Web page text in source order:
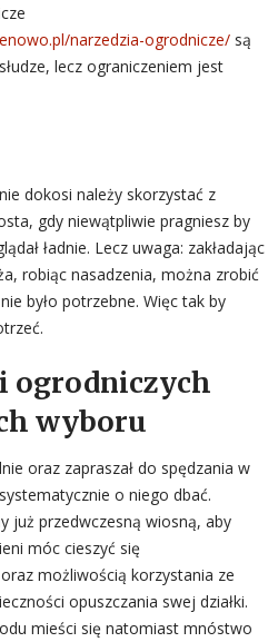
narzedzia-ogrodnicze/są
lecz ograniczeniem jest
dokosi należy skorzystać z
gdy niewątpliwie pragniesz by
ładnie. Lecz uwaga: zakładając
robiąc nasadzenia, można zrobić
było potrzebne. Więc tak by
ogrodniczych
wyboru
oraz zapraszał do spędzania w
o niego dbać.
już przedwczesną wiosną, aby
móc cieszyć się
możliwością korzystania ze
opuszczania swej działki.
mieści się natomiast mnóstwo